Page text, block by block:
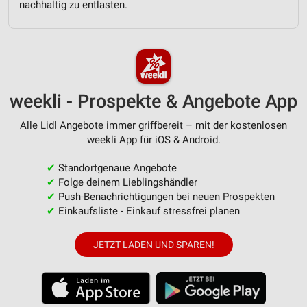
nachhaltig zu entlasten.
weekli - Prospekte & Angebote App
Alle Lidl Angebote immer griffbereit – mit der kostenlosen
weekli App für iOS & Android.
✔ Standortgenaue Angebote
✔ Folge deinem Lieblingshändler
✔ Push-Benachrichtigungen bei neuen Prospekten
✔ Einkaufsliste - Einkauf stressfrei planen
JETZT LADEN UND SPAREN!
personalisierter Werbung
Verwendung von Profilen zur Auswahl
Messung der Werbeleistung
Messung der Performance von Inhalten
Analyse von Zielgruppen durch Statistiken oder
Kombinationen von Daten aus verschiedenen
Quellen
Entwicklung und Verbesserung der Angebote
Verwendung reduzierter Daten zur Auswahl von
IAB-Besonderheiten:
Verwendung genauer Standortdaten